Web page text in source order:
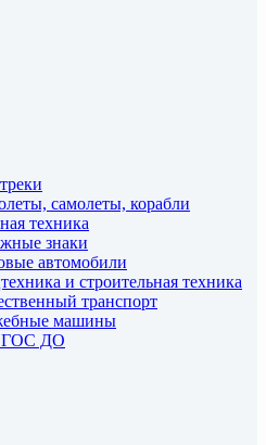
самолеты, корабли
техника
знаки
автомобили
и строительная техника
транспорт
машины
ДО